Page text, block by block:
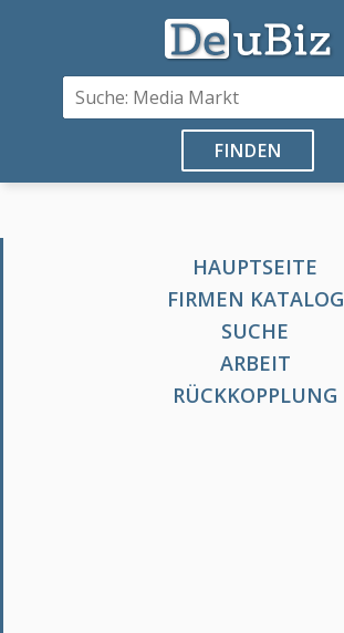
FINDEN
HAUPTSEITE
FIRMEN KATALOG
SUCHE
ARBEIT
RÜCKKOPPLUNG